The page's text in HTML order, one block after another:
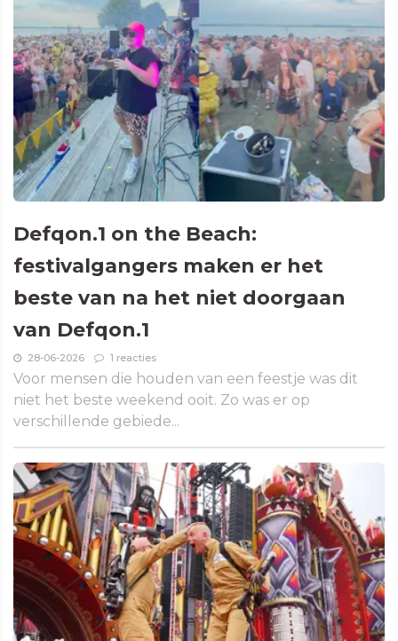
Defqon.1 on the Beach:
festivalgangers maken er het
beste van na het niet doorgaan
van Defqon.1
28-06-2026 1 reacties
Voor mensen die houden van een feestje was dit
niet het beste weekend ooit. Zo was er op
verschillende gebiede...